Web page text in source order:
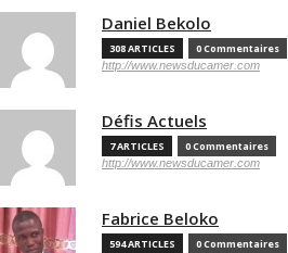
Daniel Bekolo
308 ARTICLES 0 Commentaires
http://www.newsducamer.com
Défis Actuels
7 ARTICLES 0 Commentaires
http://www.newsducamer.com
Fabrice Beloko
594 ARTICLES 0 Commentaires